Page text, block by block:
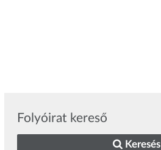
Folyóirat kereső
Keresés